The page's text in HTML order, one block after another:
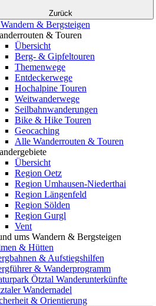
Zurück
& Bergsteigen
& Touren
Übersicht
Berg- & Gipfeltouren
Themenwege
Entdeckerwege
Hochalpine Touren
Weitwanderwege
Seilbahnwanderungen
Bike & Hike Touren
Geocaching
Alle Wanderrouten & Touren
Übersicht
Region Oetz
Region Umhausen-Niederthai
Region Längenfeld
Region Sölden
Region Gurgl
Vent
ums Wandern & Bergsteigen
& Hütten
& Aufstiegshilfen
& Wanderprogramm
Ötztal Wanderunterkünfte
Wandernadel
& Orientierung